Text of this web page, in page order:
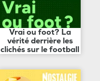
Vrai ou foot? La
vérité derrière les
clichés sur le football